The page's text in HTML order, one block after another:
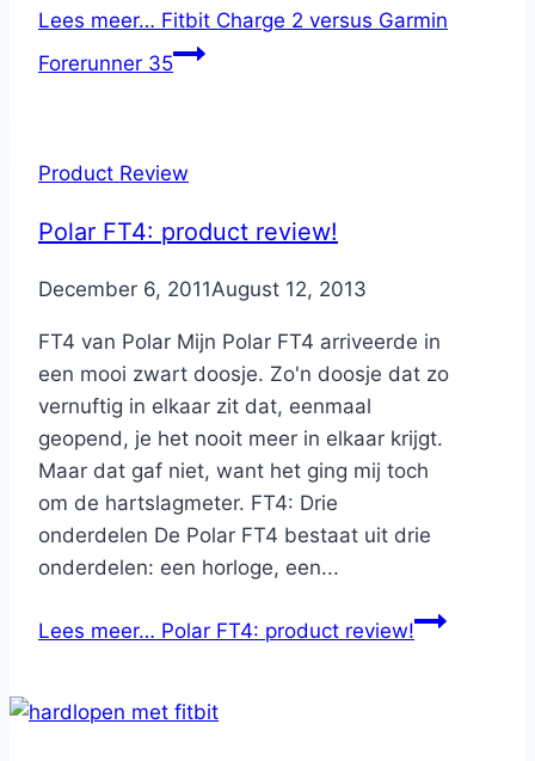
Lees meer… Fitbit Charge 2 versus Garmin
Forerunner 35
Product Review
Polar FT4: product review!
ByNicole
December 6, 2011August 12, 2013
FT4 van Polar Mijn Polar FT4 arriveerde in
een mooi zwart doosje. Zo'n doosje dat zo
vernuftig in elkaar zit dat, eenmaal
geopend, je het nooit meer in elkaar krijgt.
Maar dat gaf niet, want het ging mij toch
om de hartslagmeter. FT4: Drie
onderdelen De Polar FT4 bestaat uit drie
onderdelen: een horloge, een...
Lees meer… Polar FT4: product review!